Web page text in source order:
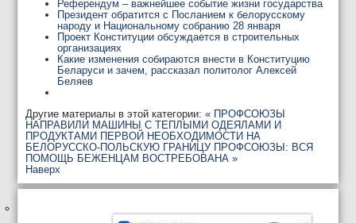
Референдум – важнейшее событие жизни государства
Президент обратится с Посланием к белорусскому
народу и Национальному собранию 28 января
Проект Конституции обсуждается в строительных
организациях
Какие изменения собираются внести в Конституцию
Беларуси и зачем, рассказал политолог Алексей
Беляев
Другие материалы в этой категории: « ПРОФСОЮЗЫ
НАПРАВИЛИ МАШИНЫ С ТЕПЛЫМИ ОДЕЯЛАМИ И
ПРОДУКТАМИ ПЕРВОЙ НЕОБХОДИМОСТИ НА
БЕЛОРУССКО-ПОЛЬСКУЮ ГРАНИЦУ ПРОФСОЮЗЫ: ВСЯ
ПОМОЩЬ БЕЖЕНЦАМ ВОСТРЕБОВАНА »
Наверх